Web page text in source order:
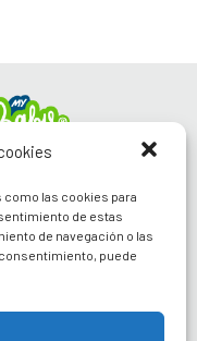
las cookies para
de estas
de navegación o las
puede
en nuestras
Sociales